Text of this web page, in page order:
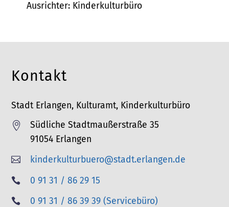
Ausrichter: Kinderkulturbüro
Kontakt
Stadt Erlangen, Kulturamt, Kinderkulturbüro

Südliche Stadtmaußerstraße 35
91054 Erlangen
 kinderkulturbuero@stadt.erlangen.de

T
0 91 31 / 86 29 15

T
0 91 31 / 86 39 39 (Servicebüro)